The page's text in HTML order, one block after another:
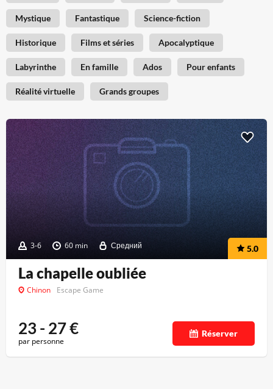
Mystique Fantastique Science-fiction
Historique Films et séries Apocalyptique
Labyrinthe En famille Ados Pour enfants
Réalité virtuelle Grands groupes
3-6 60 min Средний 5.0
La chapelle oubliée
Chinon Escape Game
23 - 27€
par personne
Réserver